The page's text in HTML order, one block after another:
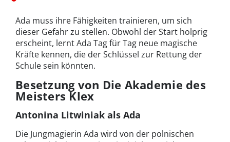
Ada muss ihre Fähigkeiten trainieren, um sich
dieser Gefahr zu stellen. Obwohl der Start holprig
erscheint, lernt Ada Tag für Tag neue magische
Kräfte kennen, die der Schlüssel zur Rettung der
Schule sein könnten.
Besetzung von Die Akademie des
Meisters Klex
Antonina Litwiniak als Ada
Die Jungmagierin Ada wird von der polnischen